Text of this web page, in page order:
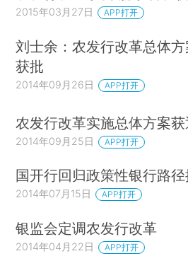
2015年03月27日 APP打开
刘士余：农发行改革总体方
获批
2014年09月26日 APP打开
农发行改革实施总体方案
2014年09月25日 APP打开
国开行回归政策性银行路
2014年07月15日 APP打开
银监会定调农发行改革
2014年04月22日 APP打开